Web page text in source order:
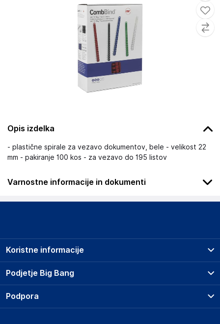
Opis izdelka
- plastične spirale za vezavo dokumentov, bele - velikost 22
mm - pakiranje 100 kos - za vezavo do 195 listov
Varnostne informacije in dokumenti
Podatki o proizvajalcu
LEITZ ACCO Brands GmbH & Co KG
GE
Podjetje Big Bang
O podjetju
Koristne informacije
Prodajna mesta
Storitve
Dostava, vnos in odvoz
Podpora